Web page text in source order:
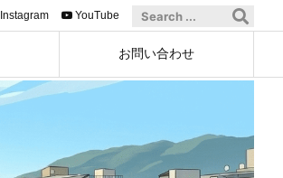
お問い合わせ
Instagram YouTube